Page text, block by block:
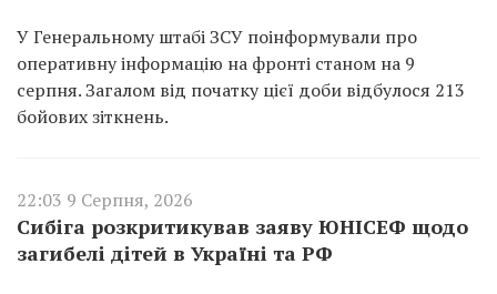
У Генеральному штабі ЗСУ поінформували про
оперативну інформацію на фронті станом на 9
серпня. Загалом від початку цієї доби відбулося 213
бойових зіткнень.
22:03 9 Серпня, 2026
Сибіга розкритикував заяву ЮНІСЕФ щодо
загибелі дітей в Україні та РФ